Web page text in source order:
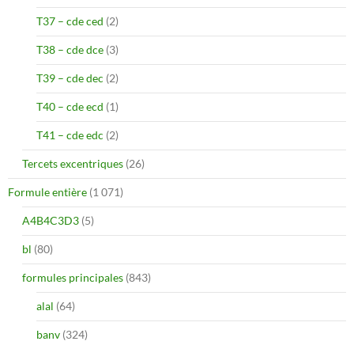
T37 – cde ced (2)
T38 – cde dce (3)
T39 – cde dec (2)
T40 – cde ecd (1)
T41 – cde edc (2)
Tercets excentriques (26)
Formule entière (1 071)
A4B4C3D3 (5)
bl (80)
formules principales (843)
alal (64)
banv (324)